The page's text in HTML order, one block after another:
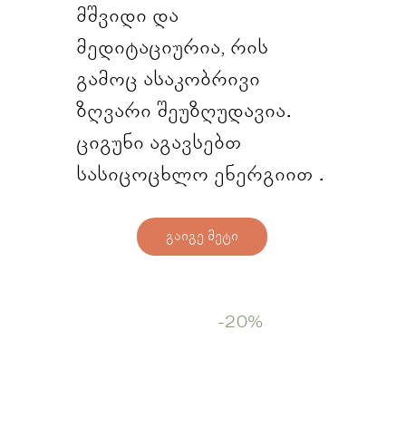
მშვიდი და
მედიტაციურია, რის
გამოც ასაკობრივი
ზღვარი შეუზღუდავია.
ციგუნი აგავსებთ
სასიცოცხლო ენერგიით .
გაიგე მეტი
-20%